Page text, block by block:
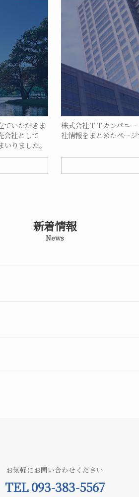
ていただきま
会社として
りました。
株式会社ＴＴカンパニ
社情報をまとめたページ
新着情報
News
お気軽にお問い合わせください
TEL 093-383-5567